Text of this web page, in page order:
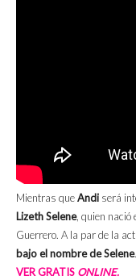
Mientras queAndi será
Lizeth Selene, quien nació
Guerrero. A la par de la
bajo el nombre de Selene.
VER GRATIS ONLINE.